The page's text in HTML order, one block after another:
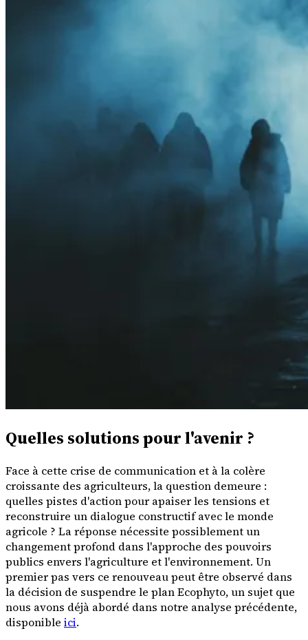
Quelles solutions pour l'avenir ?
Face à cette crise de communication et à la colère
croissante des agriculteurs, la question demeure :
quelles pistes d'action pour apaiser les tensions et
reconstruire un dialogue constructif avec le monde
agricole ? La réponse nécessite possiblement un
changement profond dans l'approche des pouvoirs
publics envers l'agriculture et l'environnement. Un
premier pas vers ce renouveau peut être observé dans
la décision de suspendre le plan Ecophyto, un sujet que
nous avons déjà abordé dans notre analyse précédente,
disponible ici.